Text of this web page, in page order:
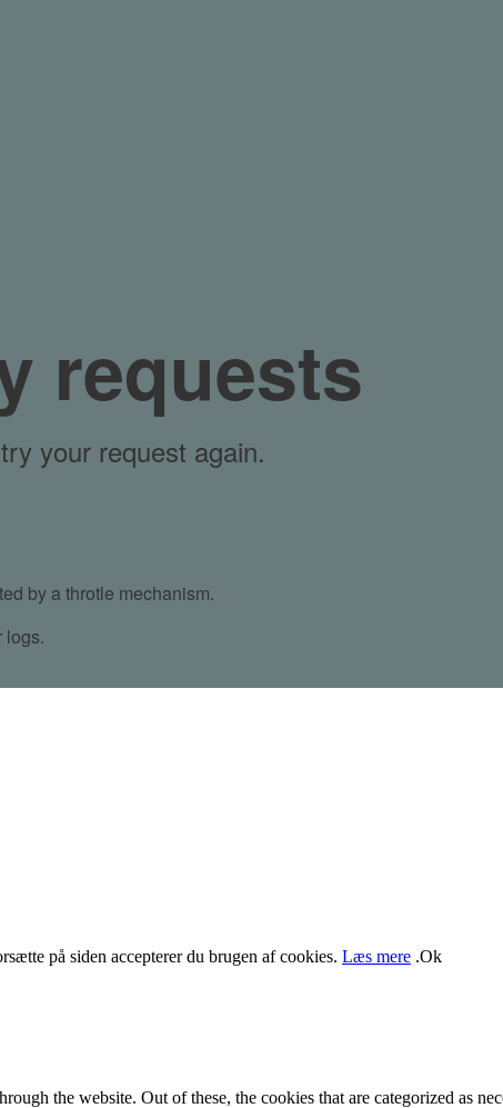
på siden accepterer du brugen af cookies. Læs mere .Ok
the website. Out of these, the cookies that are categorized as